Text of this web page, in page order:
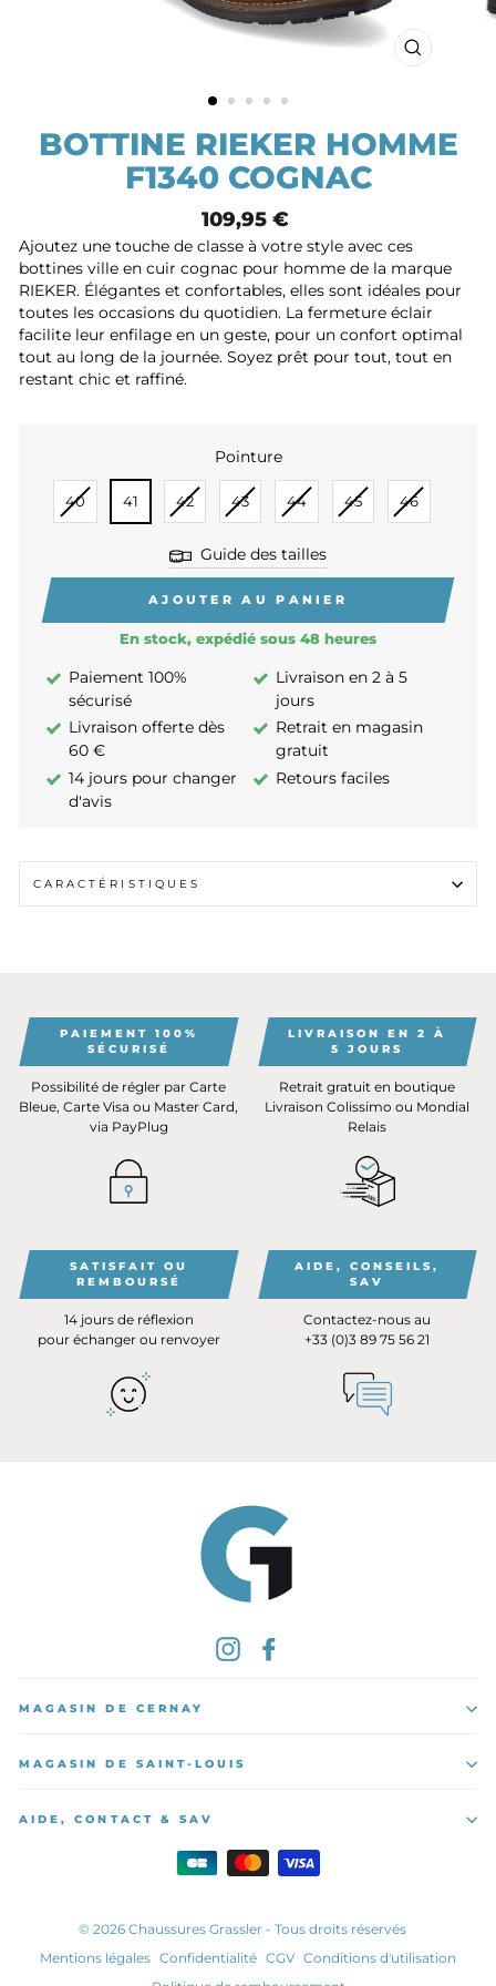
FERMER
BOTTINE RIEKER HOMME
F1340 COGNAC
Prix
normal
109,95 €
Ajoutez une touche de classe à votre style avec ces
bottines ville en cuir cognac pour homme de la marque
RIEKER. Élégantes et confortables, elles sont idéales pour
toutes les occasions du quotidien. La fermeture éclair
facilite leur enfilage en un geste, pour un confort optimal
tout au long de la journée. Soyez prêt pour tout, tout en
restant chic et raffiné.
Pointure
40 41 42 43 44 45 46
Guide des tailles
AJOUTER AU PANIER
En stock, expédié sous 48 heures
Paiement 100%
sécurisé
Livraison en 2 à 5
jours
Livraison offerte dès
60 €
Retrait en magasin
gratuit
14 jours pour changer
d'avis
Retours faciles
CARACTÉRISTIQUES
PAIEMENT 100%
SÉCURISÉ
Possibilité de régler par Carte
Bleue, Carte Visa ou Master Card,
via PayPlug
LIVRAISON EN 2 À
5 JOURS
Retrait gratuit en boutique
Livraison Colissimo ou Mondial
Relais
SATISFAIT OU
REMBOURSÉ
14 jours de réflexion
pour échanger ou renvoyer
AIDE, CONSEILS,
SAV
Contactez-nous au
+33 (0)3 89 75 56 21
Instagram
MAGASIN DE CERNAY
MAGASIN DE SAINT-LOUIS
AIDE, CONTACT & SAV
© 2026 Chaussures Grassler - Tous droits réservés
Mentions légales Confidentialité CGV Conditions d'utilisation